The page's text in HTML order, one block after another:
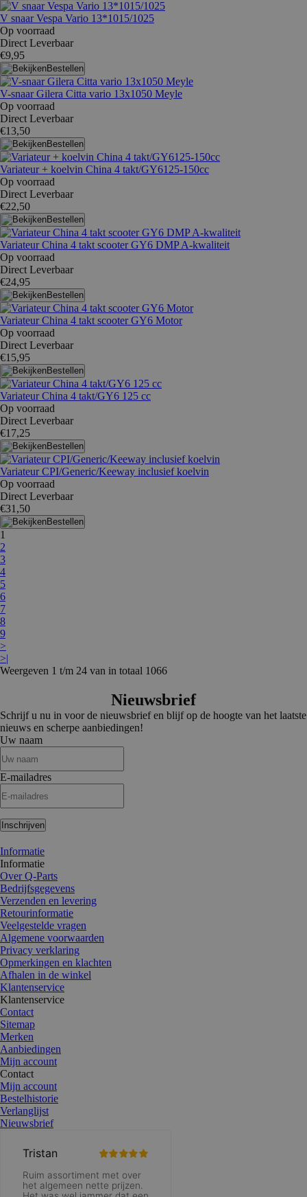
V snaar Vespa Vario 13*1015/1025
Op voorraad
Direct Leverbaar
€9,95
Bestellen
V-snaar Gilera Citta vario 13x1050 Meyle
Op voorraad
Direct Leverbaar
€13,50
Bestellen
Variateur + koelvin China 4 takt/GY6125-150cc
Op voorraad
Direct Leverbaar
€22,50
Bestellen
Variateur China 4 takt scooter GY6 DMP A-kwaliteit
Op voorraad
Direct Leverbaar
€24,95
Bestellen
Variateur China 4 takt scooter GY6 Motor
Op voorraad
Direct Leverbaar
€15,95
Bestellen
Variateur China 4 takt/GY6 125 cc
Op voorraad
Direct Leverbaar
€17,25
Bestellen
Variateur CPI/Generic/Keeway inclusief koelvin
Op voorraad
Direct Leverbaar
€31,50
Bestellen
1
2
3
4
5
6
7
8
9
>
>|
Weergeven 1 t/m 24 van in totaal 1066
Nieuwsbrief
Schrijf u nu in voor de nieuwsbrief en blijf op de hoogte van het laatste
nieuws en scherpe aanbiedingen!
Uw naam
E-mailadres
Inschrijven
Informatie
Informatie
Over Q-Parts
Bedrijfsgegevens
Verzenden en levering
Retourinformatie
Veelgestelde vragen
Algemene voorwaarden
Privacy verklaring
Opmerkingen en klachten
Afhalen in de winkel
Klantenservice
Klantenservice
Contact
Sitemap
Merken
Aanbiedingen
Mijn account
Contact
Mijn account
Bestelhistorie
Verlanglijst
Nieuwsbrief